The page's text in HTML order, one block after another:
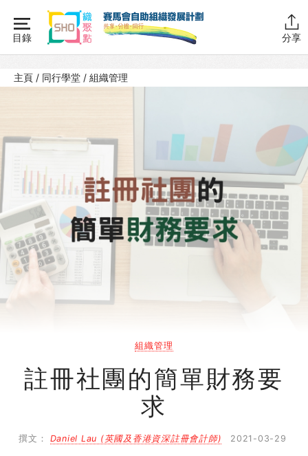
content
目錄 分享
主頁
同行學堂
推動互助
組織管理
SHO註冊
SHO職員
SHO財務
資源拓展
同行故事館
搜尋自助組織
主頁 / 同行學堂 / 組織管理
組織管理
註冊社團的簡單財務要
求
撰文： Daniel Lau (英國及香港資深註冊會計師) 2021-03-29